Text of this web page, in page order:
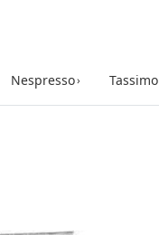
Nespresso› Tassimo